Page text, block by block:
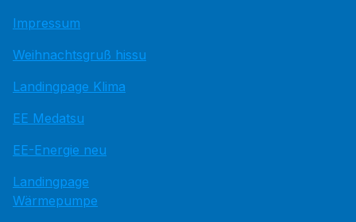
Impressum
Weihnachtsgruß hissu
Landingpage Klima
EE Medatsu
EE-Energie neu
Landingpage
Wärmepumpe